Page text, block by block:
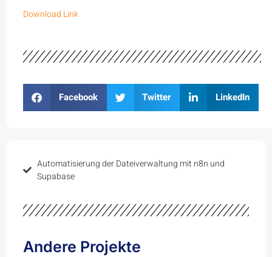
Download Link
Facebook Twitter LinkedIn
Automatisierung der Dateiverwaltung mit n8n und
Supabase
Andere Projekte